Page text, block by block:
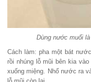
Dùng nước muối
Cách làm: pha một bát
rồi nhúng lỗ mũi bên kia
xuống miệng. Nhổ nước ra